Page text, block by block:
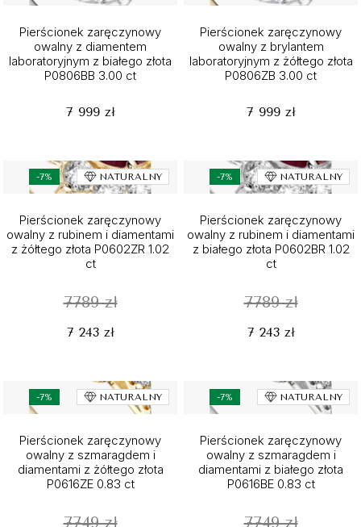
Pierścionek zaręczynowy
owalny z diamentem
laboratoryjnym z białego złota
P0806BB 3.00 ct
7 999 zł
Pierścionek zaręczynowy
owalny z brylantem
laboratoryjnym z żółtego złota
P0806ZB 3.00 ct
7 999 zł
-7% NATURALNY
Pierścionek zaręczynowy
owalny z rubinem i diamentami
z żółtego złota P0602ZR 1.02
ct
7789 zł
7 243 zł
-7% NATURALNY
Pierścionek zaręczynowy
owalny z rubinem i diamentami
z białego złota P0602BR 1.02
ct
7789 zł
7 243 zł
-7% NATURALNY
Pierścionek zaręczynowy
owalny z szmaragdem i
diamentami z żółtego złota
P0616ZE 0.83 ct
7749 zł
-7% NATURALNY
Pierścionek zaręczynowy
owalny z szmaragdem i
diamentami z białego złota
P0616BE 0.83 ct
7749 zł